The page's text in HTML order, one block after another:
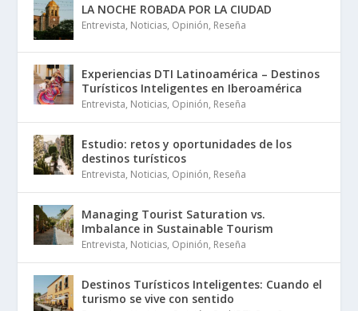
LA NOCHE ROBADA POR LA CIUDAD
Entrevista, Noticias, Opinión, Reseña
Experiencias DTI Latinoamérica – Destinos
Turísticos Inteligentes en Iberoamérica
Entrevista, Noticias, Opinión, Reseña
Estudio: retos y oportunidades de los
destinos turísticos
Entrevista, Noticias, Opinión, Reseña
Managing Tourist Saturation vs.
Imbalance in Sustainable Tourism
Entrevista, Noticias, Opinión, Reseña
Destinos Turísticos Inteligentes: Cuando el
turismo se vive con sentido